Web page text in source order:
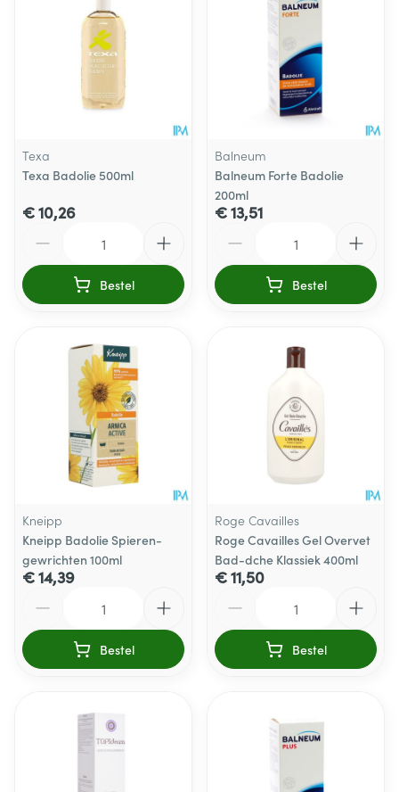
Texa
Texa Badolie 500ml
€ 10,26
Bestel
Balneum
Balneum Forte Badolie
200ml
€ 13,51
Bestel
Kneipp
Kneipp Badolie Spieren-
gewrichten 100ml
€ 14,39
Bestel
Roge Cavailles
Roge Cavailles Gel Overvet
Bad-dche Klassiek 400ml
€ 11,50
Bestel